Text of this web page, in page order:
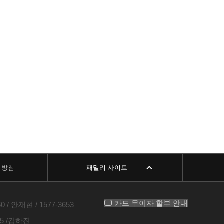
침 패밀리 사이트
/ 안재현 / 1577-3653
/김하진
카드 무이자 할부 안내